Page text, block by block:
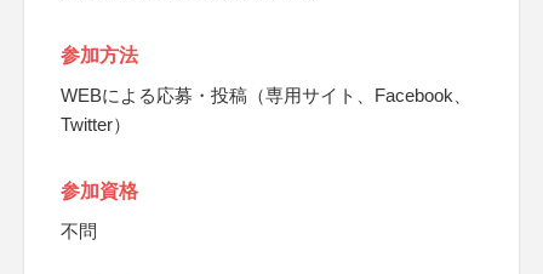
参加方法
WEBによる応募・投稿（専用サイト、Facebook、
Twitter）
参加資格
不問